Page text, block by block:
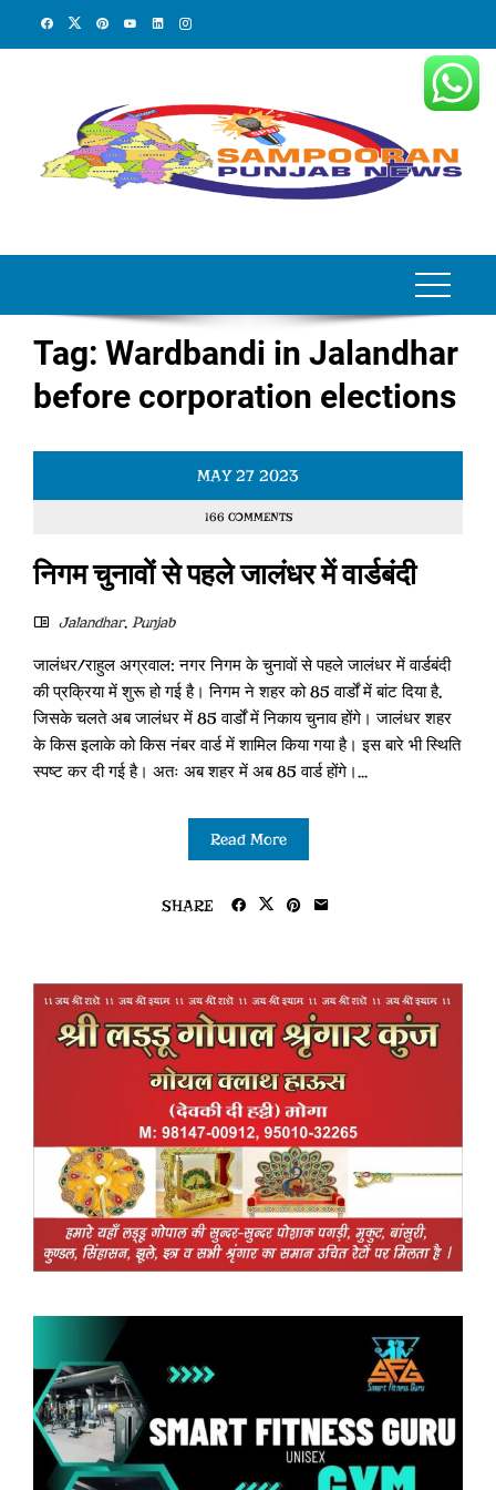
Tag: Wardbandi in Jalandhar
before corporation elections
MAY 27 2023
166 COMMENTS
निगम चुनावों से पहले जालंधर में वार्डबंदी
Jalandhar, Punjab
जालंधर/राहुल अग्रवाल: नगर निगम के चुनावों से पहले जालंधर में वार्डबंदी
की प्रक्रिया में शुरू हो गई है। निगम ने शहर को 85 वार्डों में बांट दिया है,
जिसके चलते अब जालंधर में 85 वार्डों में निकाय चुनाव होंगे। जालंधर शहर
के किस इलाके को किस नंबर वार्ड में शामिल किया गया है। इस बारे भी स्थिति
स्पष्ट कर दी गई है। अतः अब शहर में अब 85 वार्ड होंगे।...
Read More
SHARE